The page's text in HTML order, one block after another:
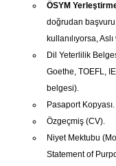
ÖSYM
doğrudan başvuru
kullanılıyorsa,
Dil Yeterlilik
Goethe, TOEFL,
belgesi).
Pasaport Kopyası.
Özgeçmiş (CV).
Niyet Mektubu
Statement of